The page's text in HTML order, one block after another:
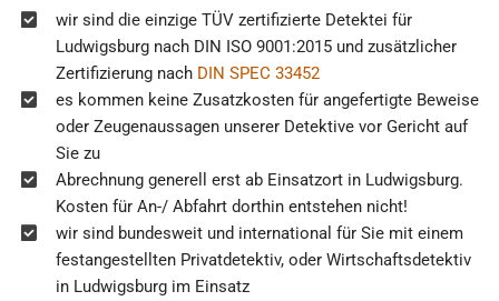
wir sind die einzige TÜV zertifizierte Detektei für
Ludwigsburg nach DIN ISO 9001:2015 und zusätzlicher
Zertifizierung nach DIN SPEC 33452
es kommen keine Zusatzkosten für angefertigte Beweise
oder Zeugenaussagen unserer Detektive vor Gericht auf
Sie zu
Abrechnung generell erst ab Einsatzort in Ludwigsburg.
Kosten für An-/ Abfahrt dorthin entstehen nicht!
wir sind bundesweit und international für Sie mit einem
festangestellten Privatdetektiv, oder Wirtschaftsdetektiv
in Ludwigsburg im Einsatz